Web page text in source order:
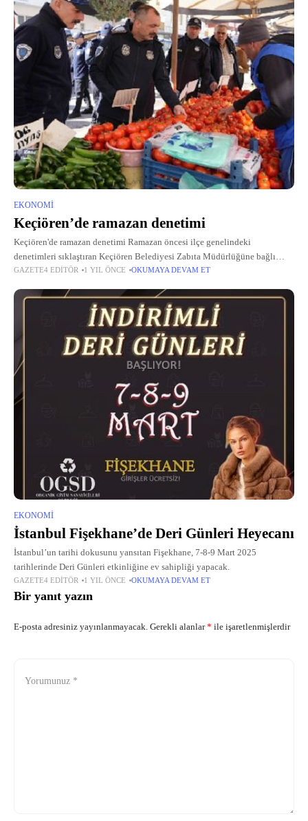
EKONOMI
Keçiören’de ramazan denetimi
Keçiören'de ramazan denetimi Ramazan öncesi ilçe genelindeki
denetimleri sıklaştıran Keçiören Belediyesi Zabıta Müdürlüğüne bağlı
ekipler, Ramazan ayında da ilçedeki semt pazarları, fırın ve kasap ile
GAZETE4 EDITÖR 1 YIL ÖNCE OKUMAYA DEVAM ET
EKONOMI
İstanbul Fişekhane’de Deri Günleri Heyecanı
İstanbul’un tarihi dokusunu yansıtan Fişekhane, 7-8-9 Mart 2025
tarihlerinde Deri Günleri etkinliğine ev sahipliği yapacak.
GAZETE4 EDITÖR 1 YIL ÖNCE OKUMAYA DEVAM ET
Bir yanıt yazın
E-posta adresiniz yayınlanmayacak. Gerekli alanlar* ile işaretlenmişlerdir